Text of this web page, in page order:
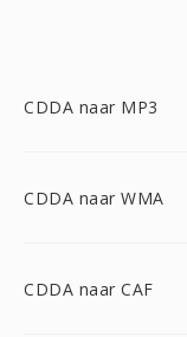
CDDA naar MP3
CDDA naar WMA
CDDA naar CAF